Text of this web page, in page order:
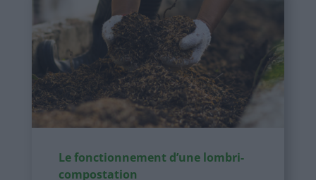
Le fonctionnement d’une lombri-
compostation